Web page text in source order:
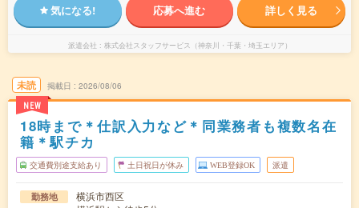
気になる! 応募へ進む 詳しく見る
派遣会社 株式会社スタッフサービス（神奈川・千葉・埼玉エリア）
未読
NEW
掲載日 2026/08/06
18時まで＊仕訳入力など＊同業務者も複数名在
籍＊駅チカ
交通費別途支給あり 土日祝日が休み WEB登録OK 派遣
勤務地
横浜市西区